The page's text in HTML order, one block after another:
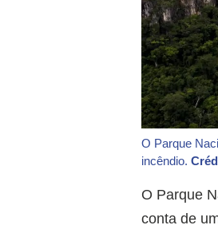
O Parque
incêndio.
O Parque
conta de